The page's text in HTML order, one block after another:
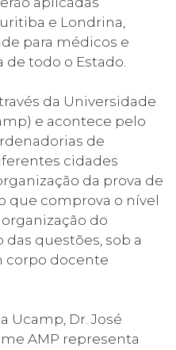
e Londrina,
para médicos e
todo o Estado.
da Universidade
e acontece pelo
de
cidades
da prova de
que comprova o nível
do
questões, sob a
corpo docente
Ucamp, Dr. José
AMP representa